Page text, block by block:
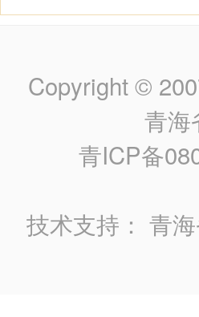
Copyright ©
青海
青ICP备
技术支持：青